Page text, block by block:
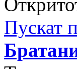
Пускат